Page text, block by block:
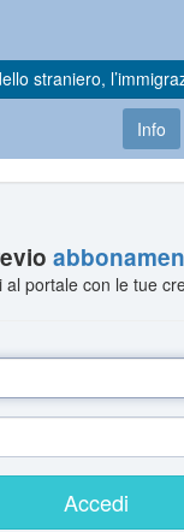
straniero,
Info
portale con le tue
Accedi